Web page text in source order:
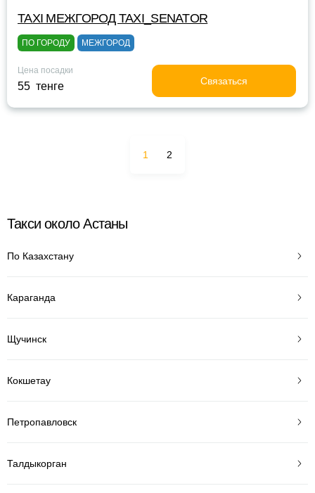
TAXI МЕЖГОРОД TAXI_SENATOR
ПО ГОРОДУ МЕЖГОРОД
Цена посадки
55 тенге Связаться
1 2
Такси около Астаны
По Казахстану
Караганда
Щучинск
Кокшетау
Петропавловск
Талдыкорган